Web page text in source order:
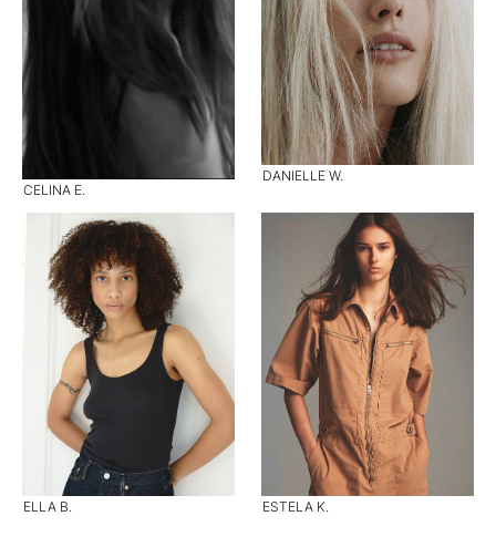
CELINA E.
DANIELLE W.
ELLA B. ESTELA K.